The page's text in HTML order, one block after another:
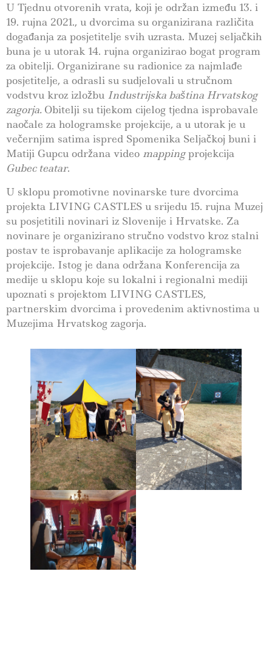
U Tjednu otvorenih vrata, koji je održan između 13. i
19. rujna 2021., u dvorcima su organizirana različita
događanja za posjetitelje svih uzrasta. Muzej seljačkih
buna je u utorak 14. rujna organizirao bogat program
za obitelji. Organizirane su radionice za najmlađe
posjetitelje, a odrasli su sudjelovali u stručnom
vodstvu kroz izložbu Industrijska baština Hrvatskog
zagorja. Obitelji su tijekom cijelog tjedna isprobavale
naočale za hologramske projekcije, a u utorak je u
večernjim satima ispred Spomenika Seljačkoj buni i
Matiji Gupcu održana video mappingprojekcija
Gubec teatar.
U sklopu promotivne novinarske ture dvorcima
projekta LIVING CASTLES u srijedu 15. rujna Muzej
su posjetitili novinari iz Slovenije i Hrvatske. Za
novinare je organizirano stručno vodstvo kroz stalni
postav te isprobavanje aplikacije za hologramske
projekcije. Istog je dana održana Konferencija za
medije u sklopu koje su lokalni i regionalni mediji
upoznati s projektom LIVING CASTLES,
partnerskim dvorcima i provedenim aktivnostima u
Muzejima Hrvatskog zagorja.